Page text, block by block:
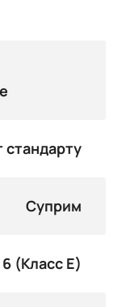
стандарту
Суприм
6 (Класс E)